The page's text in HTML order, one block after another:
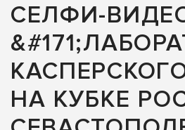
СЕЛФИ-
НА КУБКЕ